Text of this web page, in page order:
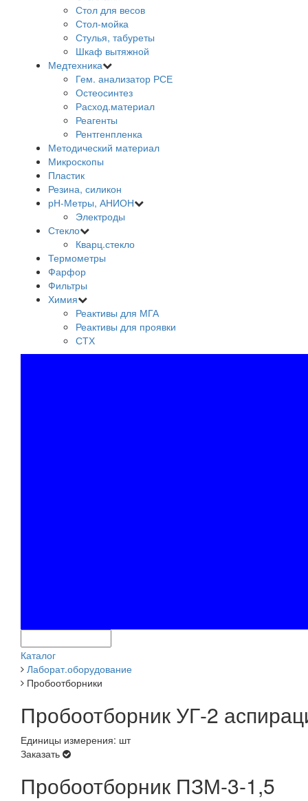
Стол для весов
Стол-мойка
Стулья, табуреты
Шкаф вытяжной
Медтехника
Гем. анализатор РСЕ
Остеосинтез
Расход.материал
Реагенты
Рентгенпленка
Методический материал
Микроскопы
Пластик
Резина, силикон
рН-Метры, АНИОН
Электроды
Стекло
Кварц.стекло
Термометры
Фарфор
Фильтры
Химия
Реактивы для МГА
Реактивы для проявки
СТХ
Каталог
Лаборат.оборудование
Пробоотборники
Пробоотборник УГ-2
Единицы измерения: шт
Заказать
Пробоотборник ПЗМ-3-1,5